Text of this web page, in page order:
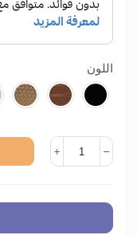
اللون